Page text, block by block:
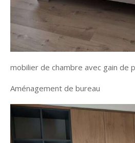
mobilier de chambre avec gain de
Aménagement de bureau